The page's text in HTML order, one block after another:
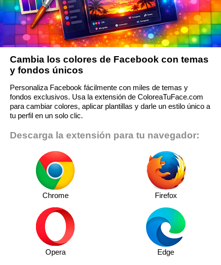
Cambia los colores de Facebook con temas
y fondos únicos
Personaliza Facebook fácilmente con miles de temas y
fondos exclusivos. Usa la extensión de ColoreaTuFace.com
para cambiar colores, aplicar plantillas y darle un estilo único a
tu perfil en un solo clic.
Descarga la extensión para tu navegador:
Chrome Firefox
Opera Edge